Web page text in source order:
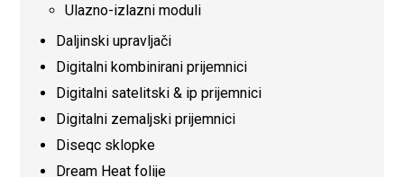
Ulazno-izlazni moduli
Daljinski upravljači
Digitalni kombinirani prijemnici
Digitalni satelitski & ip prijemnici
Digitalni zemaljski prijemnici
Diseqc sklopke
Dream Heat folije